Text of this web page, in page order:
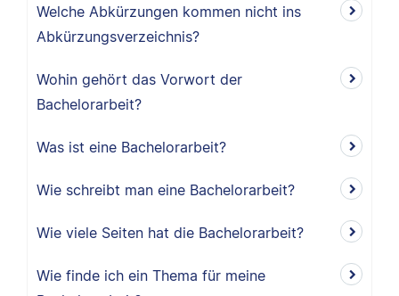
Welche Abkürzungen kommen nicht ins
Abkürzungsverzeichnis?
Wohin gehört das Vorwort der
Bachelorarbeit?
Was ist eine Bachelorarbeit?
Wie schreibt man eine Bachelorarbeit?
Wie viele Seiten hat die Bachelorarbeit?
Wie finde ich ein Thema für meine